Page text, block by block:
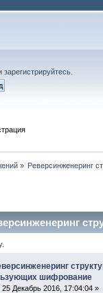
зарегистрируйтесь.
» Реверсинженеринг
шифрование
25 Декабрь 2016, 17:04:04 »